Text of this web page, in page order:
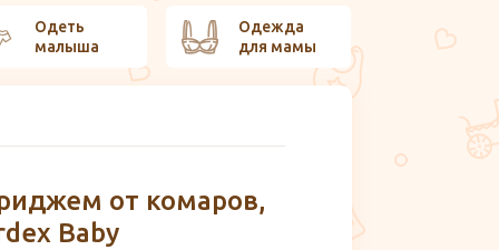
Одеть
малыша
Одежда
для мамы
от комаров,
Baby